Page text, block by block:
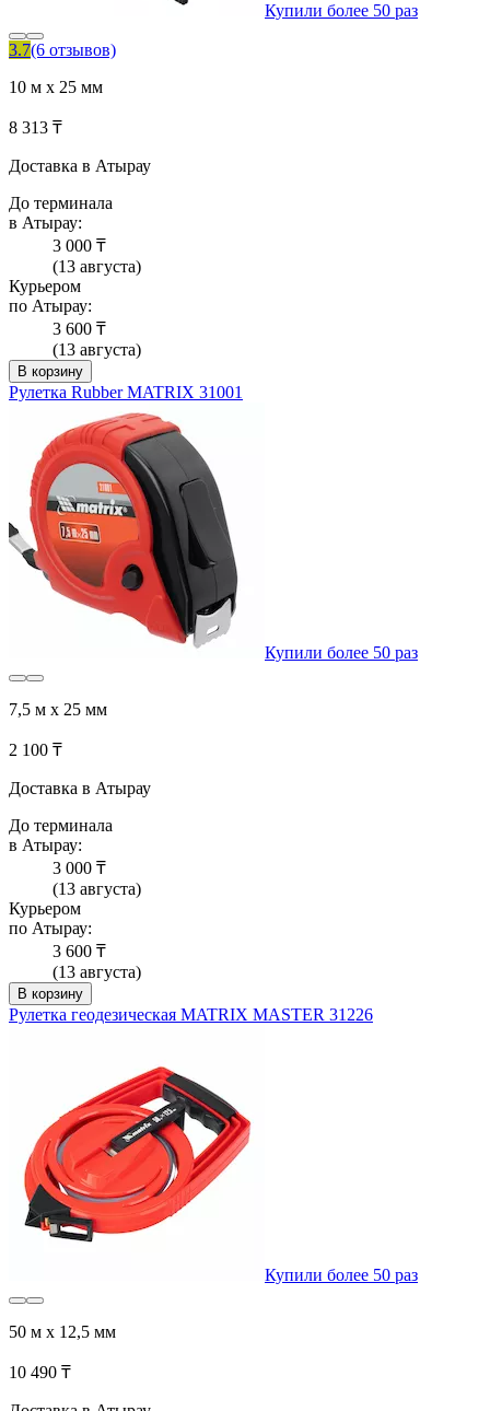
Купили более 50 раз
3.7(6 отзывов)
10 м х 25 мм
8 313 ₸
Доставка в Атырау
До терминала
в Атырау:
3 000 ₸
(13 августа)
Курьером
по Атырау:
3 600 ₸
(13 августа)
В корзину
Рулетка Rubber MATRIX 31001
Купили более 50 раз
7,5 м х 25 мм
2 100 ₸
Доставка в Атырау
До терминала
в Атырау:
3 000 ₸
(13 августа)
Курьером
по Атырау:
3 600 ₸
(13 августа)
В корзину
Рулетка геодезическая MATRIX MASTER 31226
Купили более 50 раз
50 м х 12,5 мм
10 490 ₸